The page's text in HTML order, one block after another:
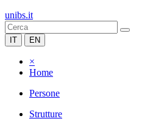
unibs.it
IT EN
×
Home
Persone
Strutture